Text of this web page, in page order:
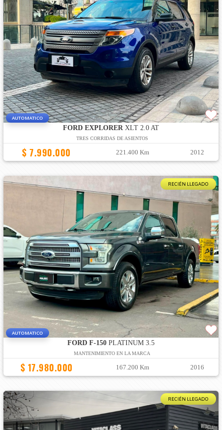
AUTOMATICO
FORD EXPLORERXLT 2.0 AT
TRES CORRIDAS DE ASIENTOS
$ 7.990.000 221.400 Km 2012
RECIÉN LLEGADO
AUTOMATICO
FORD F-150PLATINUM 3.5
MANTENIMIENTO EN LA MARCA
$ 17.980.000 167.200 Km 2016
RECIÉN LLEGADO